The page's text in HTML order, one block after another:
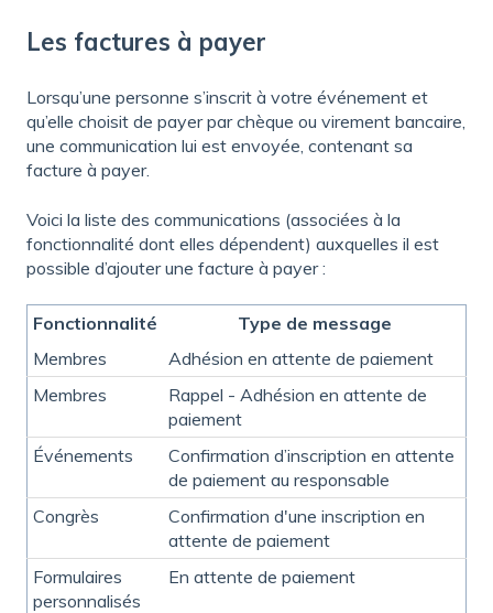
Les factures à payer
Lorsqu’une personne s’inscrit à votre événement et
qu’elle choisit de payer par chèque ou virement bancaire,
une communication lui est envoyée, contenant sa
facture à payer.
Voici la liste des communications (associées à la
fonctionnalité dont elles dépendent) auxquelles il est
possible d’ajouter une facture à payer :
Fonctionnalité
Type de message
Membres
Adhésion en attente de paiement
Membres
Rappel - Adhésion en attente de
paiement
Événements
Confirmation d’inscription en attente
de paiement au responsable
Congrès
Confirmation d'une inscription en
attente de paiement
Formulaires
personnalisés
En attente de paiement